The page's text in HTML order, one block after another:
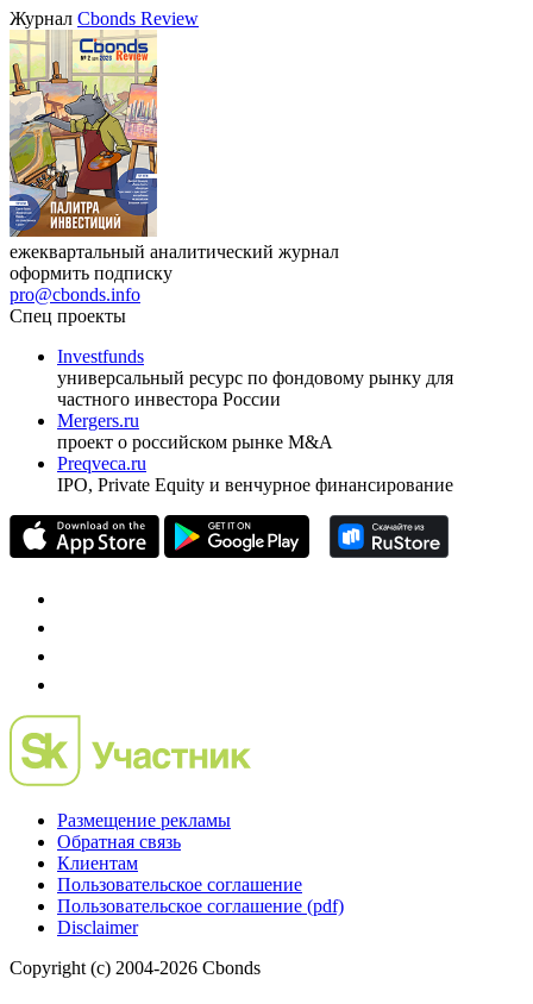
VIII международная конференция «Рынок капитала
Республики Узбекистан»
17.09.2026, Ташкент
ЖурналCbonds Review
ежеквартальный аналитический журнал
оформить подписку
pro@cbonds.info
Спец проекты
Investfunds
универсальный ресурс по фондовому рынку для
частного инвестора России
проект о российском рынке M&A
Preqveca.ru
Размещение рекламы
Обратная связь
Пользовательское соглашение